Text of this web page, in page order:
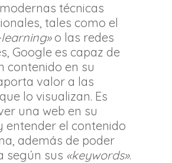
técnicas
tales como el
o las redes
Google es capaz de
contenido en su
valor a las
lo visualizan. Es
una web en su
entender el contenido
además de poder
según sus «keywords».